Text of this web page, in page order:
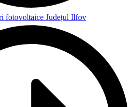
fotovoltaice Județul Ilfov